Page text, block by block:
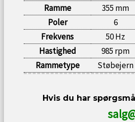
Ramme
355 mm
Poler
6
Frekvens
50 Hz
Hastighed
985 rpm
Rammetype
Støbejern
Hvis du har